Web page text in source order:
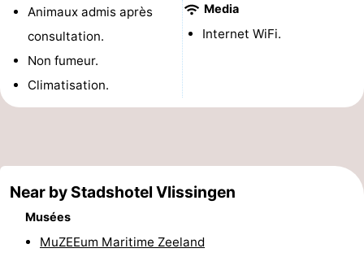
Points
vue
Attractions
Terrains
jeux
-
de
jeux
Bowling
Centres
Villages
Animaux admis après
consultation.
Non fumeur.
Climatisation.
Media
Internet WiFi.
Near by Stadshotel Vlissingen
Musées
MuZEEum Maritime Zeeland